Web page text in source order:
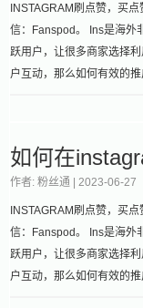
INSTAGRAM刷点赞，买
信：Fanspod。 Ins是海外
跃用户，让很多商家选择
户互动，那么如何有效的推
如何在
作者: 粉丝通 | 2023-06-27
INSTAGRAM刷点赞，买
信：Fanspod。 Ins是海外
跃用户，让很多商家选择
户互动，那么如何有效的推